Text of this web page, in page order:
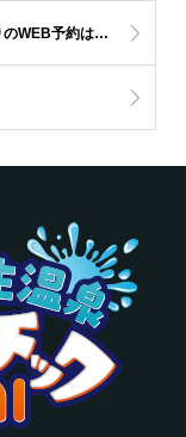
【重要・ご注意ください】前売りのWEB予約は参加希望日の前日17：00が締め切りです。